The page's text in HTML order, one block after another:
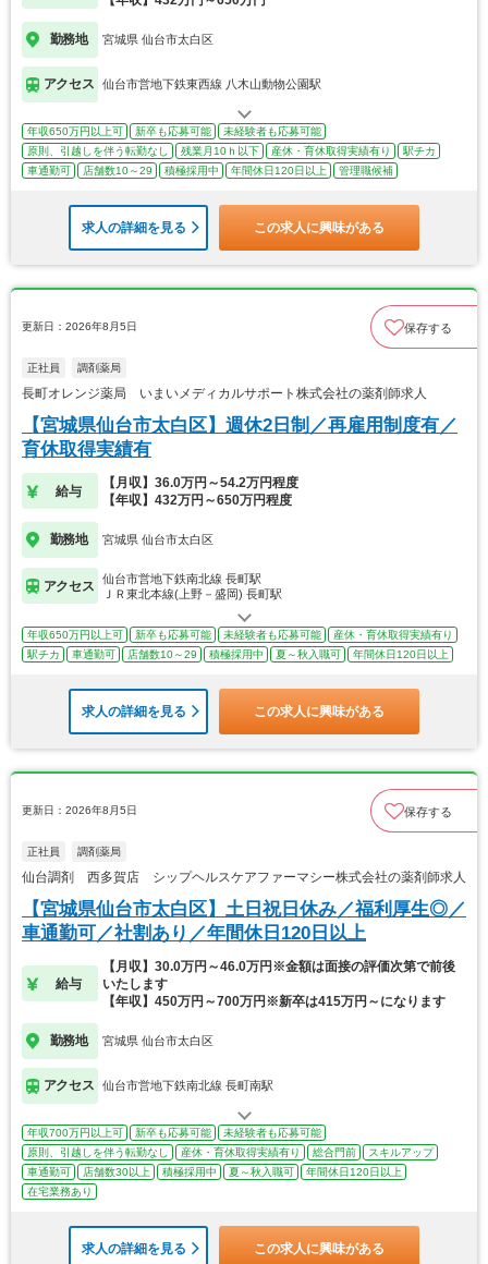
勤務地 宮城県 仙台市太白区
アクセス 仙台市営地下鉄東西線 八木山動物公園駅
年収650万円以上可 新卒も応募可能
未経験者も応募可能
原則、引越しを伴う転勤なし
残業月10ｈ以下 産休・育休取得実績有り
駅チカ
車通勤可
店舗数10～29 積極採用中 年間休日120日以上 管理職候補
求人の詳細を見る この求人に興味がある
更新日：2026年8月5日 保存する
正社員 調剤薬局
長町オレンジ薬局 いまいメディカルサポート株式会社の薬剤師求人
【宮城県仙台市太白区】週休2日制／再雇用制度有／
育休取得実績有
給与
【月収】36.0万円～54.2万円程度
【年収】432万円～650万円程度
勤務地 宮城県 仙台市太白区
アクセス
仙台市営地下鉄南北線 長町駅
ＪＲ東北本線(上野－盛岡) 長町駅
年収650万円以上可 新卒も応募可能 未経験者も応募可能
産休・育休取得実績有り
駅チカ
車通勤可 店舗数10～29 積極採用中 夏～秋入職可 年間休日120日以上
求人の詳細を見る この求人に興味がある
更新日：2026年8月5日 保存する
正社員 調剤薬局
仙台調剤 西多賀店 シップヘルスケアファーマシー株式会社の薬剤師求人
【宮城県仙台市太白区】土日祝日休み／福利厚生◎／
車通勤可／社割あり／年間休日120日以上
給与
【月収】30.0万円～46.0万円※金額は面接の評価次第で前後
いたします
【年収】450万円～700万円※新卒は415万円～になります
勤務地 宮城県 仙台市太白区
アクセス 仙台市営地下鉄南北線 長町南駅
年収700万円以上可 新卒も応募可能
未経験者も応募可能
原則、引越しを伴う転勤なし
産休・育休取得実績有り 総合門前
スキルアップ
車通勤可
店舗数30以上 積極採用中 夏～秋入職可
年間休日120日以上
在宅業務あり
求人の詳細を見る この求人に興味がある